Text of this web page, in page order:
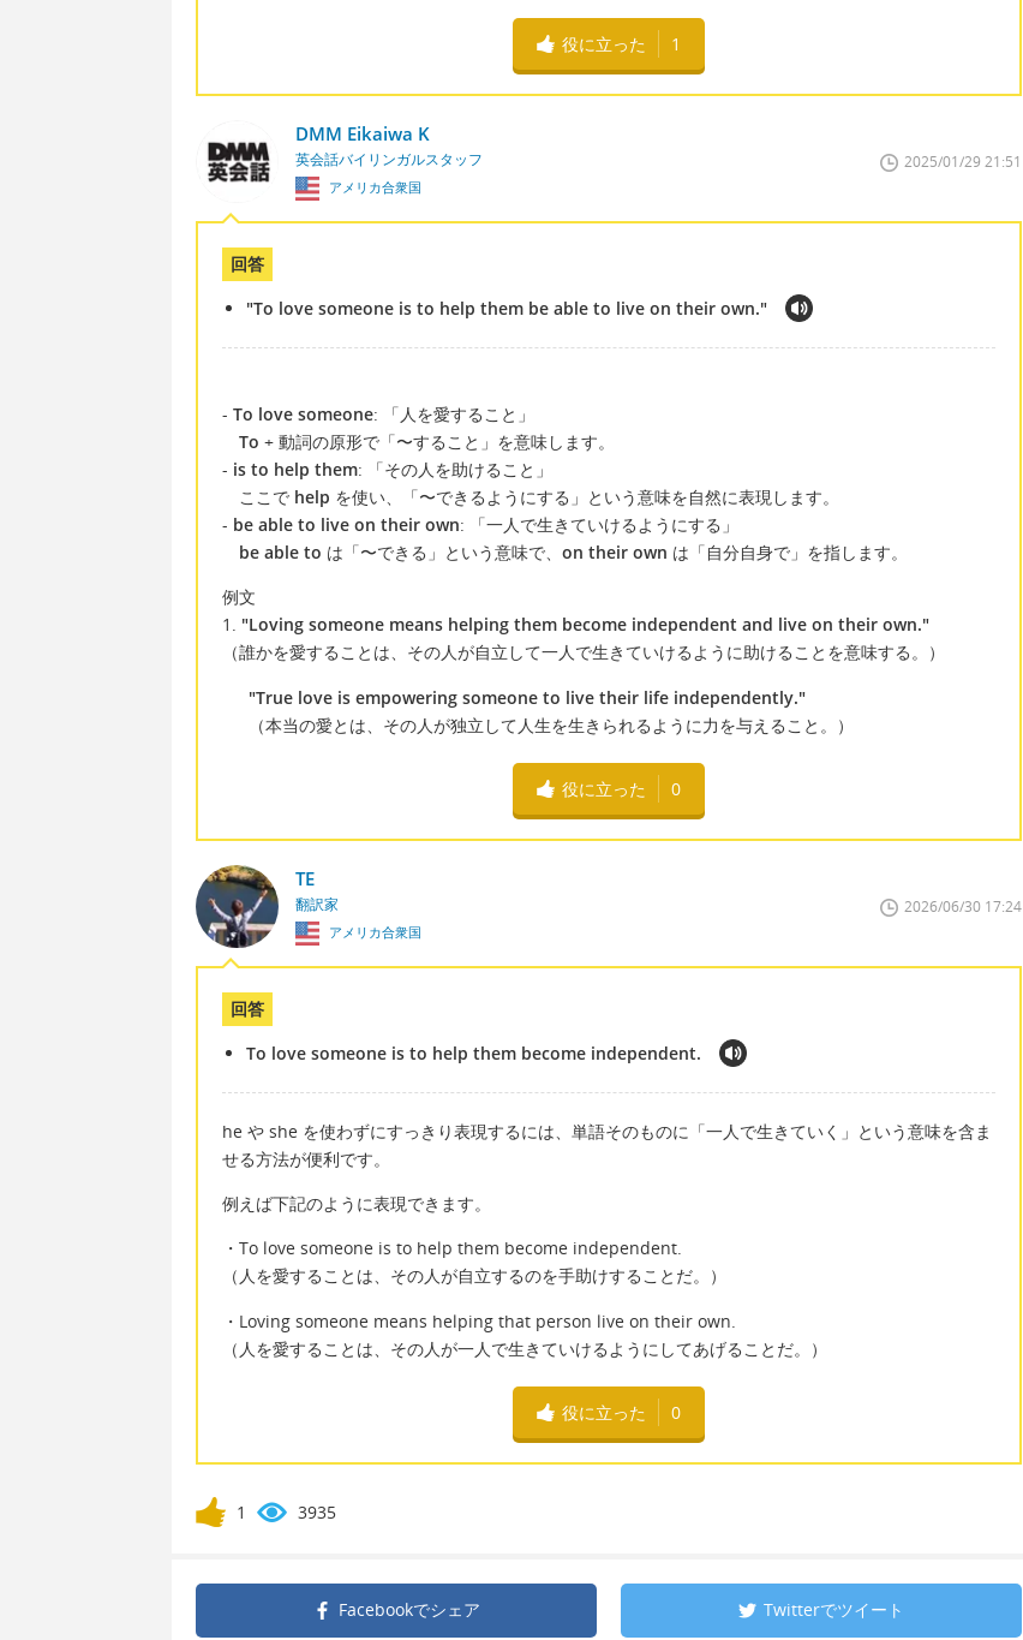
役に立った 1
DMM Eikaiwa K
英会話バイリンガルスタッフ
アメリカ合衆国
2025/01/29 21:51
回答
"To love someone is to help them be able to live on their own."
- To love someone: 「人を愛すること」
To + 動詞の原形で「〜すること」を意味します。
- is to help them: 「その人を助けること」
ここで help を使い、「〜できるようにする」という意味を自然に表現します。
- be able to live on their own: 「一人で生きていけるようにする」
be able to は「〜できる」という意味で、 on their own は「自分自身で」を指します。
例文
1. "Loving someone means helping them become independent and live on their own."
（誰かを愛することは、その人が自立して一人で生きていけるように助けることを意味する。）
"True love is empowering someone to live their life independently."
（本当の愛とは、その人が独立して人生を生きられるように力を与えること。）
役に立った 0
TE
翻訳家
アメリカ合衆国
2026/06/30 17:24
回答
To love someone is to help them become independent.
he や she を使わずにすっきり表現するには、単語そのものに「一人で生きていく」という意味を含ま
せる方法が便利です。
例えば下記のように表現できます。
・To love someone is to help them become independent.
（人を愛することは、その人が自立するのを手助けすることだ。）
・Loving someone means helping that person live on their own.
（人を愛することは、その人が一人で生きていけるようにしてあげることだ。）
役に立った 0
1 3935
Facebookでシェア Twitterでツイート